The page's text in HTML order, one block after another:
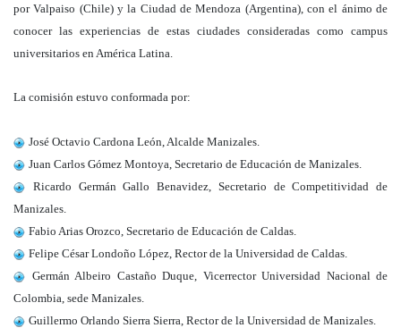
por Valpaiso (Chile) y la Ciudad de Mendoza (Argentina), con el ánimo de
conocer las experiencias de estas ciudades consideradas como campus
universitarios en América Latina.
La comisión estuvo conformada por:
José Octavio Cardona León, Alcalde Manizales.
Juan Carlos Gómez Montoya, Secretario de Educación de Manizales.
Ricardo Germán Gallo Benavidez, Secretario de Competitividad de
Manizales.
Fabio Arias Orozco, Secretario de Educación de Caldas.
Felipe César Londoño López, Rector de la Universidad de Caldas.
Germán Albeiro Castaño Duque, Vicerrector Universidad Nacional de
Colombia, sede Manizales.
Guillermo Orlando Sierra Sierra, Rector de la Universidad de Manizales.